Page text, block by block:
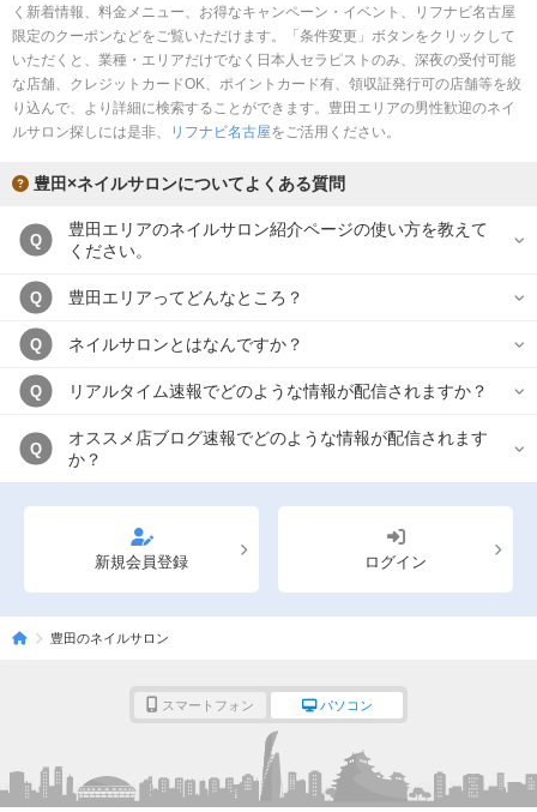
く新着情報、料金メニュー、お得なキャンペーン・イベント、リフナビ名古屋
限定のクーポンなどをご覧いただけます。「条件変更」ボタンをクリックして
いただくと、業種・エリアだけでなく日本人セラピストのみ、深夜の受付可能
な店舗、クレジットカードOK、ポイントカード有、領収証発行可の店舗等を絞
り込んで、より詳細に検索することができます。豊田エリアの男性歓迎のネイ
ルサロン探しには是非、
リフナビ名古屋をご活用ください。
豊田×ネイルサロンについてよくある質問
Q
豊田エリアのネイルサロン紹介ページの使い方を教えて
ください。
Q 豊田エリアってどんなところ？
Q ネイルサロンとはなんですか？
Q リアルタイム速報でどのような情報が配信されますか？
Q
オススメ店ブログ速報でどのような情報が配信されます
か？
新規会員登録 ログイン
豊田のネイルサロン
スマートフォン パソコン